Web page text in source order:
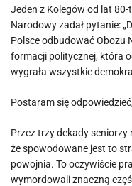
Jeden z Kolegów od lat
Narodowy zadał pytanie:
Polsce odbudować Obozu
formacji politycznej, która
wygrała wszystkie
Postaram się
Przez trzy dekady
że spowodowane jest to
powojnia. To oczywiście
wymordowali znaczną